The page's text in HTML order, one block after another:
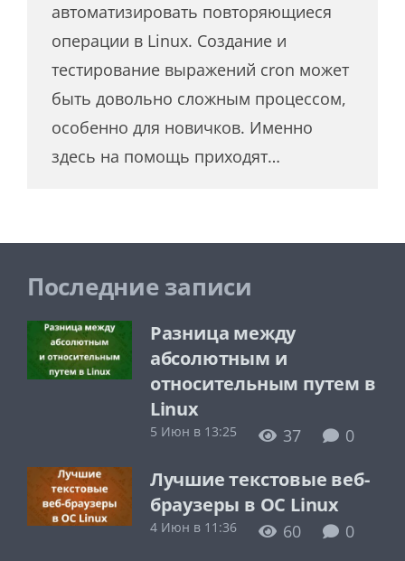
автоматизировать повторяющиеся
операции в Linux. Создание и
тестирование выражений cron может
быть довольно сложным процессом,
особенно для новичков. Именно
здесь на помощь приходят…
Последние записи
Разница между
абсолютным и
относительным путем в
Linux
5 Июн в 13:25 37 0
Лучшие текстовые веб-
браузеры в ОС Linux
4 Июн в 11:36 60 0